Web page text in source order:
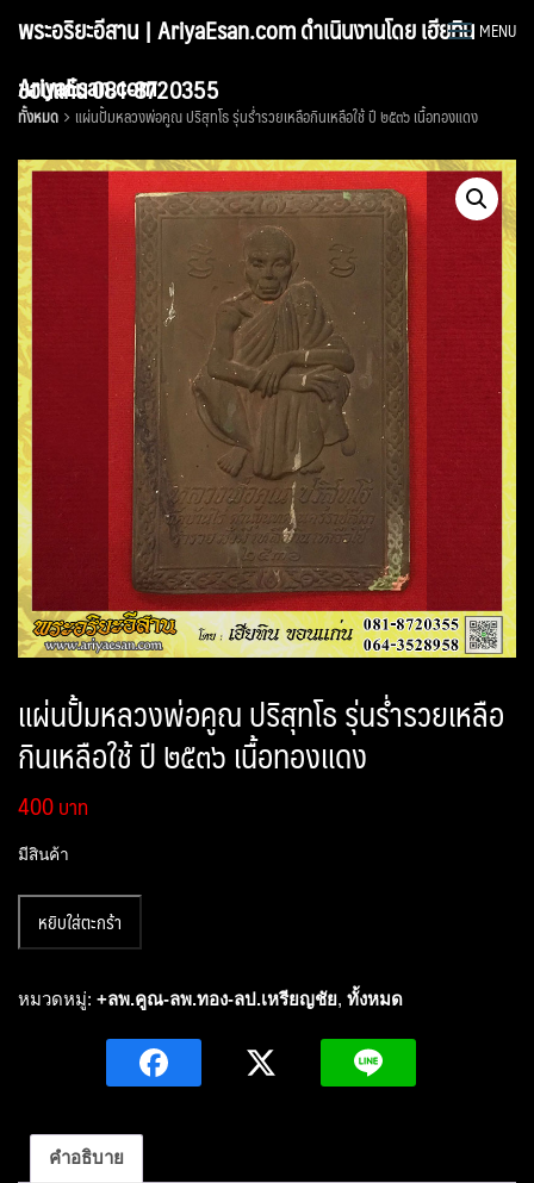
พระอริยะอีสาน | AriyaEsan.com ดำเนินงานโดย เฮียทิน
ขอนแก่น 081-8720355
MENU
AriyaEsan.com
ทั้งหมด แผ่นปั้มหลวงพ่อคูณ ปริสุทโธ รุ่นร่ำรวยเหลือกินเหลือใช้ ปี ๒๕๓๖ เนื้อทองแดง
แผ่นปั้มหลวงพ่อคูณ ปริสุทโธ รุ่นร่ำรวยเหลือ
กินเหลือใช้ ปี ๒๕๓๖ เนื้อทองแดง
400
มีสินค้า
แผ่น
หลวง
ทโธ
หยิบใส่ตะกร้า
หมวดหมู่: +ลพ.คูณ-ลพ.ทอง-ลป.เหรียญชัย, ทั้งหมด
คำอธิบาย